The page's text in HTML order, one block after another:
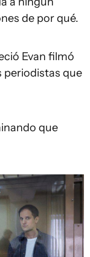
de por qué.
Evan filmó
periodistas que
que